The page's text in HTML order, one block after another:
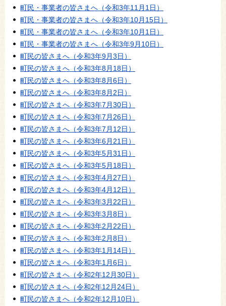
町民・事業者の皆さまへ（令和3年11月1日）
町民・事業者の皆さまへ（令和3年10月15日）
町民・事業者の皆さまへ（令和3年10月1日）
町民・事業者の皆さまへ（令和3年9月10日）
町民の皆さまへ（令和3年9月3日）
町民の皆さまへ（令和3年8月18日）
町民の皆さまへ（令和3年8月6日）
町民の皆さまへ（令和3年8月2日）
町民の皆さまへ（令和3年7月30日）
町民の皆さまへ（令和3年7月26日）
町民の皆さまへ（令和3年7月12日）
町民の皆さまへ（令和3年6月21日）
町民の皆さまへ（令和3年5月31日）
町民の皆さまへ（令和3年5月18日）
町民の皆さまへ（令和3年4月27日）
町民の皆さまへ（令和3年4月12日）
町民の皆さまへ（令和3年3月22日）
町民の皆さまへ（令和3年3月8日）
町民の皆さまへ（令和3年2月22日）
町民の皆さまへ（令和3年2月8日）
町民の皆さまへ（令和3年1月14日）
町民の皆さまへ（令和3年1月6日）
町民の皆さまへ（令和2年12月30日）
町民の皆さまへ（令和2年12月24日）
町民の皆さまへ（令和2年12月10日）